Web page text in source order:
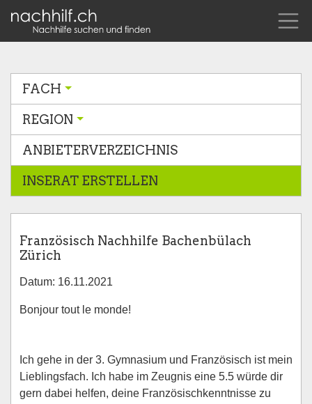
FACH
REGION
ANBIETERVERZEICHNIS
INSERAT ERSTELLEN
Französisch Nachhilfe Bachenbülach
Zürich
Datum: 16.11.2021
Bonjour tout le monde!
Ich gehe in der 3. Gymnasium und Französisch ist mein
Lieblingsfach. Ich habe im Zeugnis eine 5.5 würde dir
gern dabei helfen, deine Französischkenntnisse zu